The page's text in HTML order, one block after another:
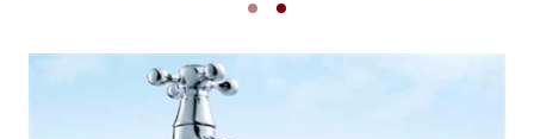
Ultime notizie